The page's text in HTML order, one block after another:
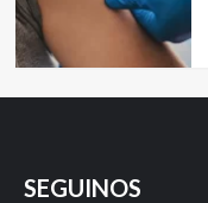
SEGUINOS